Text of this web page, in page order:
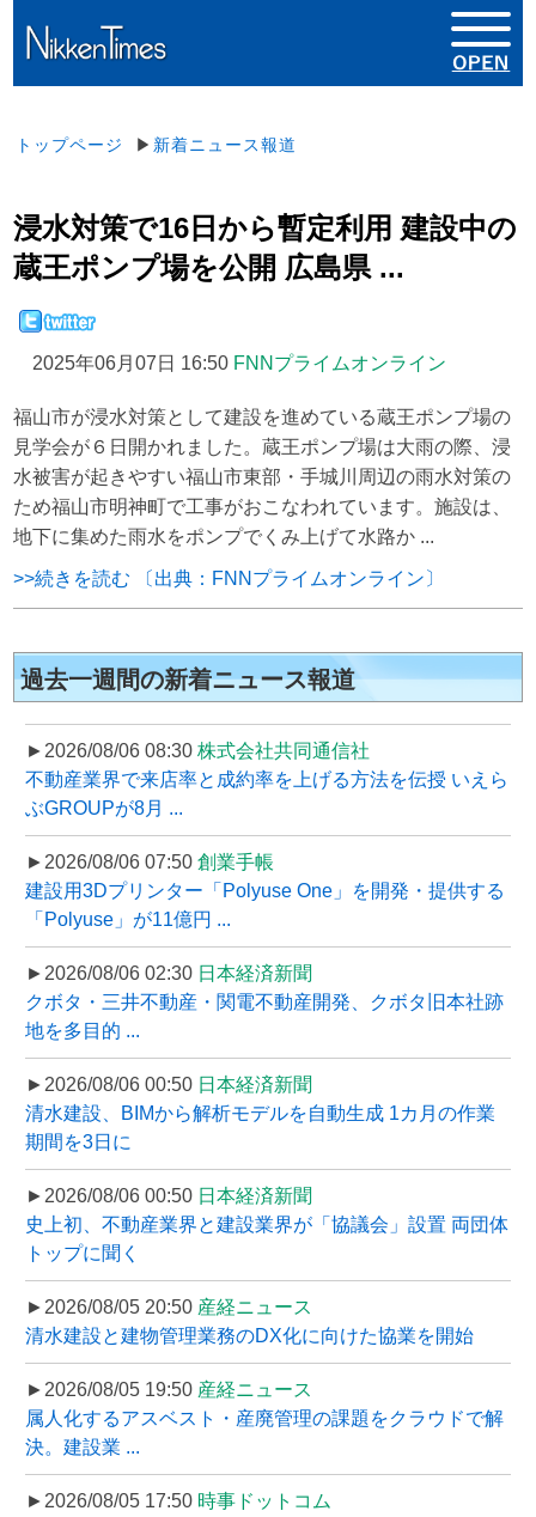
トップページ ▶ 新着ニュース報道
浸水対策で16日から暫定利用 建設中の
蔵王ポンプ場を公開 広島県 ...
2025年06月07日 16:50 FNNプライムオンライン
福山市が浸水対策として建設を進めている蔵王ポンプ場の
見学会が６日開かれました。蔵王ポンプ場は大雨の際、浸
水被害が起きやすい福山市東部・手城川周辺の雨水対策の
ため福山市明神町で工事がおこなわれています。施設は、
地下に集めた雨水をポンプでくみ上げて水路か ...
>>続きを読む 〔出典：FNNプライムオンライン〕
過去一週間の新着ニュース報道
►2026/08/06 08:30 株式会社共同通信社
不動産業界で来店率と成約率を上げる方法を伝授 いえら
ぶGROUPが8月 ...
►2026/08/06 07:50 創業手帳
建設用3Dプリンター「Polyuse One」を開発・提供する
「Polyuse」が11億円 ...
►2026/08/06 02:30 日本経済新聞
クボタ・三井不動産・関電不動産開発、クボタ旧本社跡
地を多目的 ...
►2026/08/06 00:50 日本経済新聞
清水建設、BIMから解析モデルを自動生成 1カ月の作業
期間を3日に
►2026/08/06 00:50 日本経済新聞
史上初、不動産業界と建設業界が「協議会」設置 両団体
トップに聞く
►2026/08/05 20:50 産経ニュース
清水建設と建物管理業務のDX化に向けた協業を開始
►2026/08/05 19:50 産経ニュース
属人化するアスベスト・産廃管理の課題をクラウドで解
決。建設業 ...
►2026/08/05 17:50 時事ドットコム